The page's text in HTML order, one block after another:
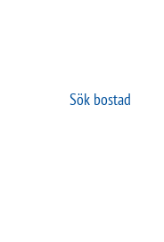
Sök bostad